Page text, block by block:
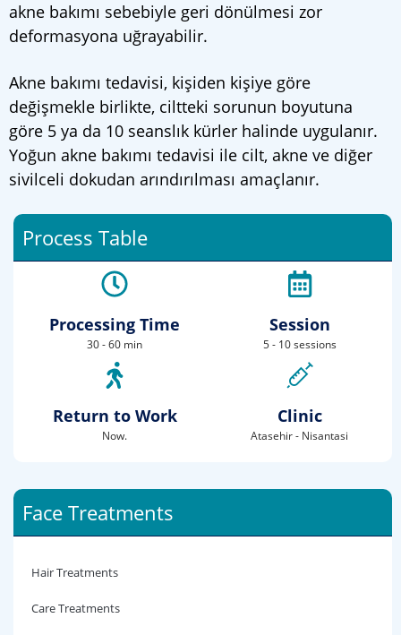
akne bakımı sebebiyle geri dönülmesi zor
deformasyona uğrayabilir.
Akne bakımı tedavisi, kişiden kişiye göre
değişmekle birlikte, ciltteki sorunun boyutuna
göre 5 ya da 10 seanslık kürler halinde uygulanır.
Yoğun akne bakımı tedavisi ile cilt, akne ve diğer
sivilceli dokudan arındırılması amaçlanır.
Process Table
Processing Time
30 - 60 min
Return to Work
Now.
Session
5 - 10 sessions
Clinic
Atasehir - Nisantasi
Face Treatments
Hair Treatments
Care Treatments